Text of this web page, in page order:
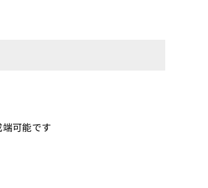
可能です